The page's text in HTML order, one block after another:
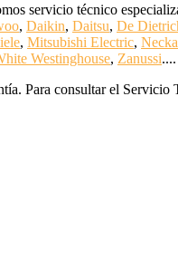
servicio técnico
, Daikin, Daitsu, De
, Mitsubishi Electric,
Westinghouse, Zanussi....
Para consultar el